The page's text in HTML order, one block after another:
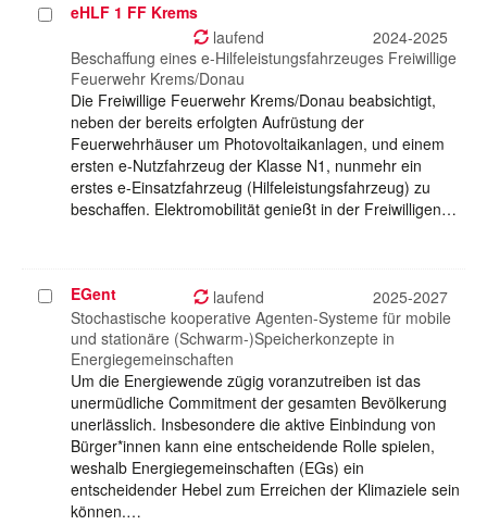
ProjekteHLF 1 FF Krems
laufend
2024-2025
Beschaffung eines e-Hilfeleistungsfahrzeuges Freiwillige
Feuerwehr Krems/Donau
Die Freiwillige Feuerwehr Krems/Donau beabsichtigt,
neben der bereits erfolgten Aufrüstung der
Feuerwehrhäuser um Photovoltaikanlagen, und einem
ersten e-Nutzfahrzeug der Klasse N1, nunmehr ein
erstes e-Einsatzfahrzeug (Hilfeleistungsfahrzeug) zu
beschaffen. Elektromobilität genießt in der Freiwilligen…
Projekt
auswählen
EGent laufend
2025-2027
Stochastische kooperative Agenten-Systeme für mobile
und stationäre (Schwarm-)Speicherkonzepte in
Energiegemeinschaften
Um die Energiewende zügig voranzutreiben ist das
unermüdliche Commitment der gesamten Bevölkerung
unerlässlich. Insbesondere die aktive Einbindung von
Bürger*innen kann eine entscheidende Rolle spielen,
weshalb Energiegemeinschaften (EGs) ein
entscheidender Hebel zum Erreichen der Klimaziele sein
können.…